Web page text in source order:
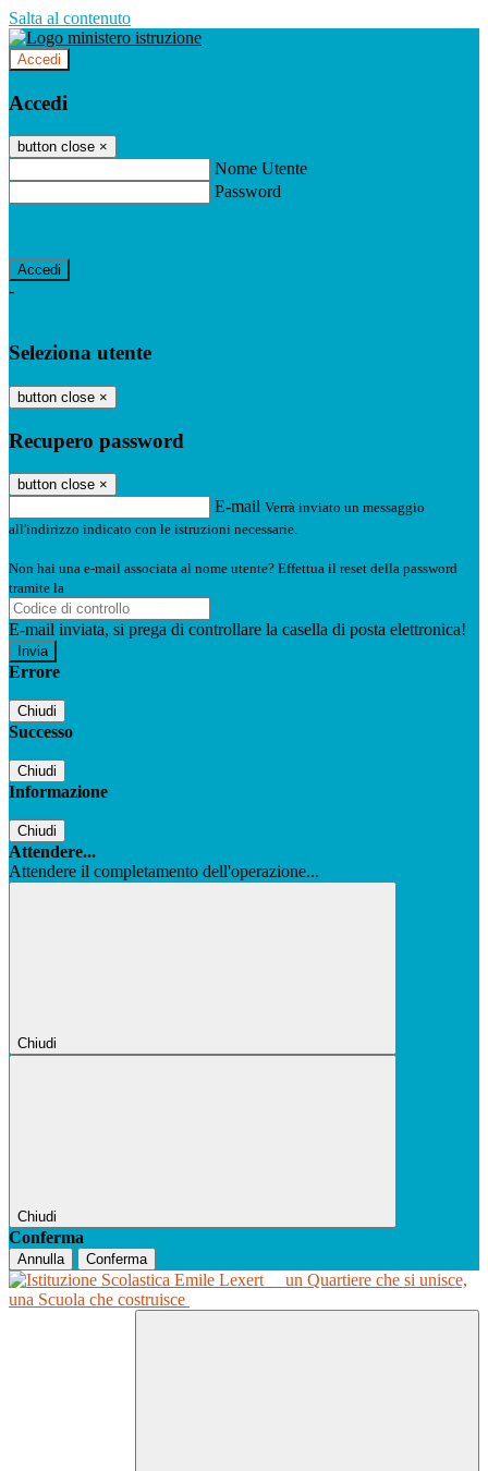
Salta al contenuto
Accedi
Accedi
button close ×
Nome Utente
Password
-
Seleziona utente
button close ×
Recupero password
button close ×
E-mail Verrà inviato un messaggio
all'indirizzo indicato con le istruzioni necessarie.
Non hai una e-mail associata al nome utente? Effettua il reset della password
tramite la
E-mail inviata, si prega di controllare la casella di posta elettronica!
Errore
Chiudi
Successo
Chiudi
Informazione
Chiudi
Attendere...
Attendere il completamento dell'operazione...
Chiudi
Chiudi
Conferma
Annulla Conferma
un Quartiere che si unisce,
una Scuola che costruisce